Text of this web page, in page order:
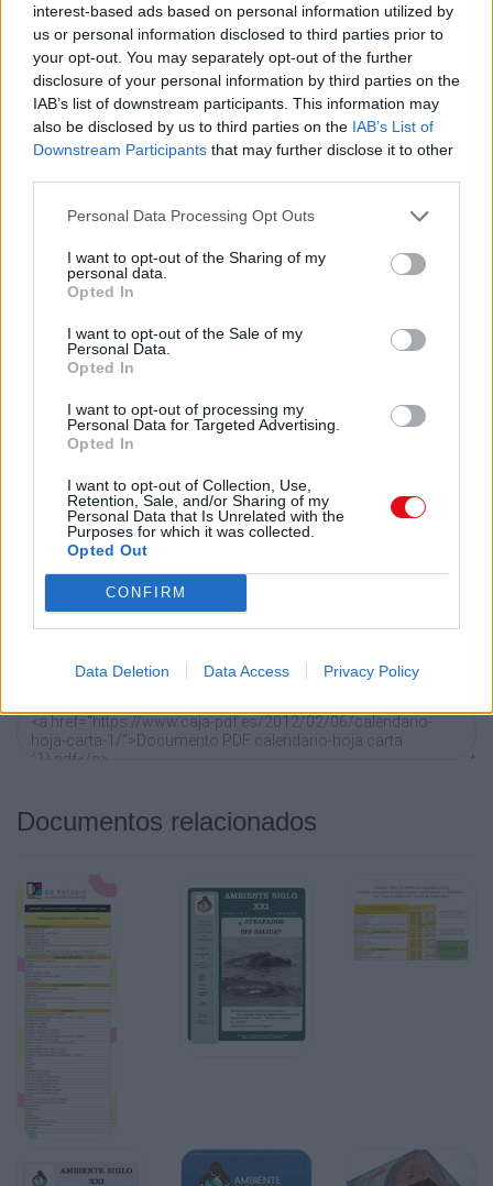
interest-based ads based on personal information utilized by
us or personal information disclosed to third parties prior to
your opt-out. You may separately opt-out of the further
disclosure of your personal information by third parties on the
IAB’s list of downstream participants. This information may
also be disclosed by us to third parties on the IAB’s List of
Downstream Participants that may further disclose it to other
Personal Data Processing Opt Outs
I want to opt-out of the Sharing of my
personal data.
Opted In
I want to opt-out of the Sale of my
Personal Data.
Opted In
I want to opt-out of processing my
Personal Data for Targeted Advertising.
Opted In
I want to opt-out of Collection, Use,
Retention, Sale, and/or Sharing of my
Personal Data that Is Unrelated with the
Purposes for which it was collected.
Opted Out
CONFIRM
Data Deletion Data Access Privacy Policy
Comparte el documento
Enlace a esta página
Enlace permanente
Utilice el enlace permanente a la página de descarga del
LinkedIn.. O directamente en contacto con el correo
electrónico, Messenger, Whatsapp, Line..
Código HTML
un sitio web o blog:
Documentos relacionados